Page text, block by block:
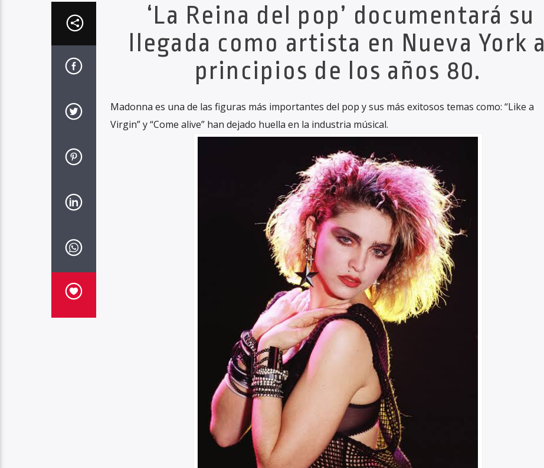
‘La Reina del pop’ documentará su
llegada como artista en Nueva York a
principios de los años 80.
Madonna es una de las figuras más importantes del pop y sus más exitosos temas como: “Like a
Virgin” y “Come alive” han dejado huella en la industria músical.